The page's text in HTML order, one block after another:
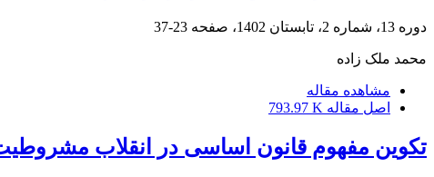
دوره 13، شماره 2، تابستان 1402، صفحه 23-37
محمد ملک زاده
مشاهده مقاله
اصل مقاله 793.97 K
تکوین مفهوم قانون اساسی در انقلاب